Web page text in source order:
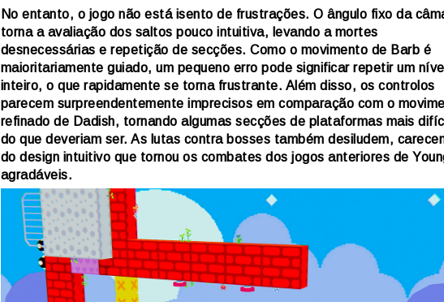
No entanto, o jogo não está isento de frustrações. O ângulo fixo da
torna a avaliação dos saltos pouco intuitiva, levando a mortes
desnecessárias e repetição de secções. Como o movimento de Barb é
maioritariamente guiado, um pequeno erro pode significar repetir um nível
inteiro, o que rapidamente se torna frustrante. Além disso, os controlos
parecem surpreendentemente imprecisos em comparação com o
refinado de Dadish, tornando algumas secções de plataformas mais
do que deveriam ser. As lutas contra bosses também desiludem,
do design intuitivo que tornou os combates dos jogos anteriores de
agradáveis.